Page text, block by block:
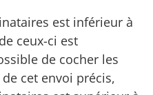
est inférieur à
ceux-ci est
de cocher les
cet envoi précis,